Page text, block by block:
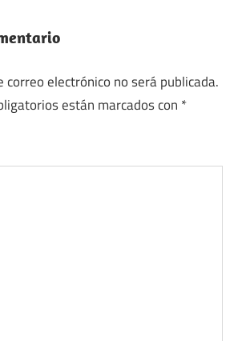
correo electrónico no será publicada.
están marcados con *